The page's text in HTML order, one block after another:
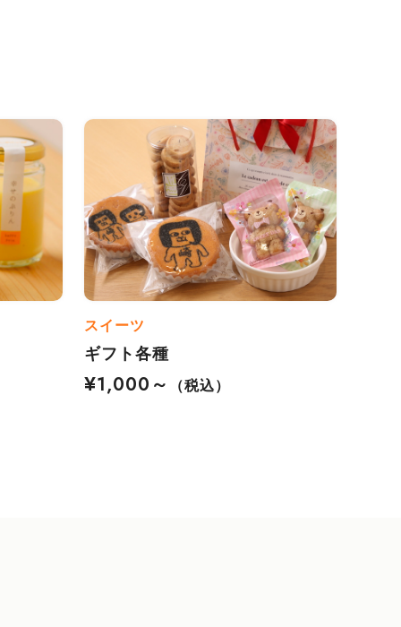
スイーツ
ギフト各種
¥1,000～
（税込）